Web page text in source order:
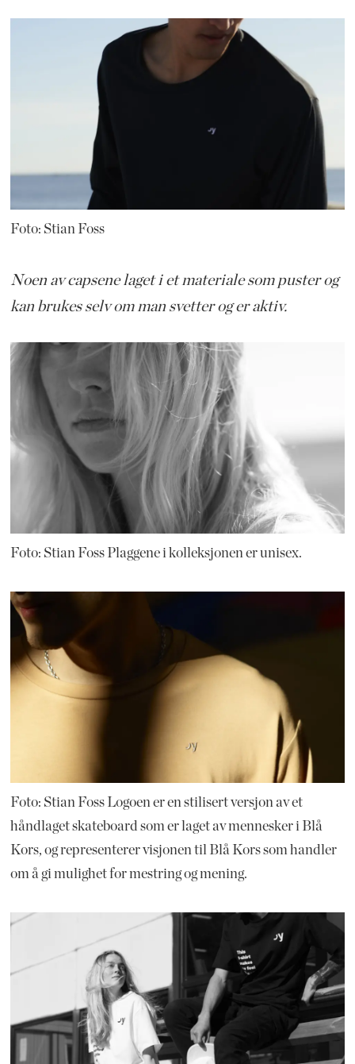
Foto: Stian Foss
Noen av capsene laget i et materiale som puster og
kan brukes selv om man svetter og er aktiv.
Foto: Stian Foss Plaggene i kolleksjonen er unisex.
Foto: Stian Foss Logoen er en stilisert versjon av et
håndlaget skateboard som er laget av mennesker i Blå
Kors, og representerer visjonen til Blå Kors som handler
om å gi mulighet for mestring og mening.